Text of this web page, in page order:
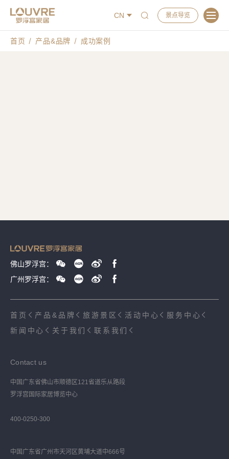
CN 景点导览
首页 产品&品牌 成功案例
佛山罗浮宫：
广州罗浮宫：
首页 产品&品牌 旅游景区 活动中心
服务中心
新闻中心
关于我们 联系我们
Contact us
中国广东省佛山市顺德区121省道乐从路段
罗浮宫国际家居博览中心
400-0250-300
中国广东省广州市天河区黄埔大道中666号